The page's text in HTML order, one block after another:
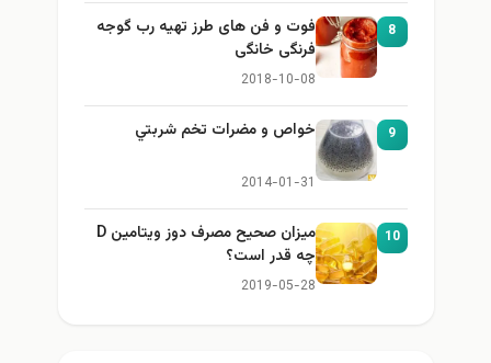
8
فوت و فن های طرز تهیه رب گوجه
فرنگی خانگی
2018-10-08
9 خواص و مضرات تخم شربتي
2014-01-31
10
میزان صحیح مصرف دوز ویتامین D
چه قدر است؟
2019-05-28